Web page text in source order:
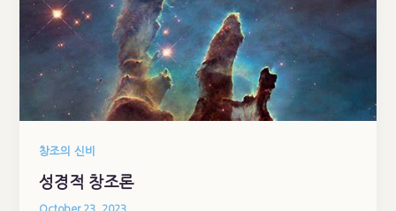
창조의 신비
성경적 창조론
October 23, 2023